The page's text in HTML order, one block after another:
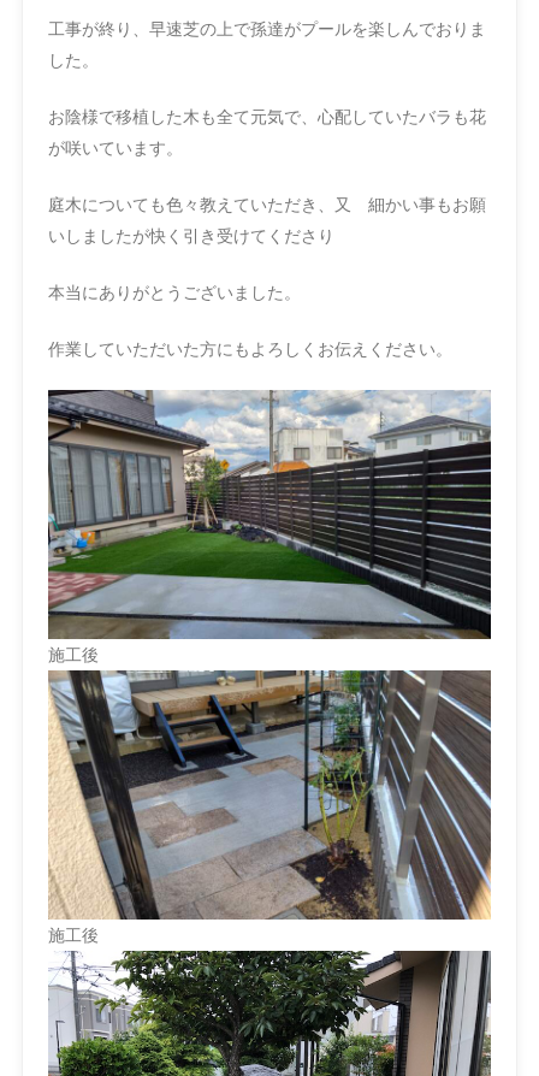
工事が終り、早速芝の上で孫達がプールを楽しんでおりま
した。
お陰様で移植した木も全て元気で、心配していたバラも花
が咲いています。
庭木についても色々教えていただき、又 細かい事もお願
いしましたが快く引き受けてくださり
本当にありがとうございました。
作業していただいた方にもよろしくお伝えください。
施工後
施工後